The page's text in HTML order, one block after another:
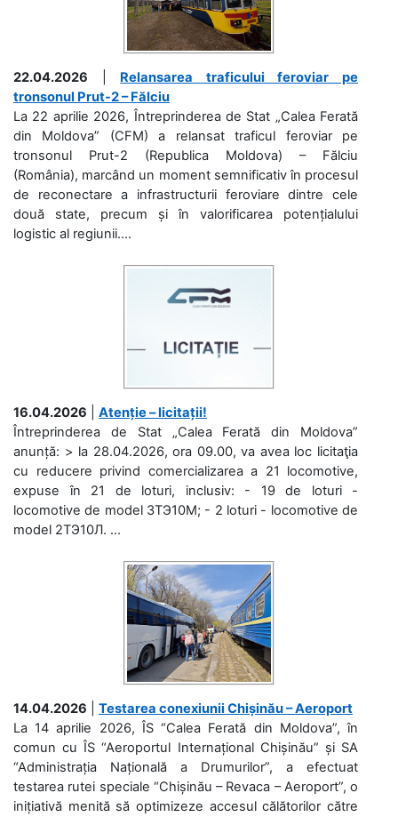
22.04.2026
Relansarea traficului feroviar pe
tronsonul Prut-2 – Fălciu
La 22 aprilie 2026, Întreprinderea de Stat „Calea Ferată
din Moldova” (CFM) a relansat traficul feroviar pe
tronsonul Prut-2 (Republica Moldova) – Fălciu
(România), marcând un moment semnificativ în procesul
de reconectare a infrastructurii feroviare dintre cele
două state, precum și în valorificarea potențialului
logistic al regiunii....
16.04.2026
Atenție – licitații!
Întreprinderea de Stat „Calea Ferată din Moldova”
anunță: > la 28.04.2026, ora 09.00, va avea loc licitaţia
cu reducere privind comercializarea a 21 locomotive,
expuse în 21 de loturi, inclusiv: - 19 de loturi -
locomotive de model 3ТЭ10М; - 2 loturi - locomotive de
model 2ТЭ10Л. ...
14.04.2026
Testarea conexiunii Chișinău – Aeroport
La 14 aprilie 2026, ÎS “Calea Ferată din Moldova”, în
comun cu ÎS “Aeroportul Internațional Chișinău” și SA
“Administrația Națională a Drumurilor”, a efectuat
testarea rutei speciale “Chișinău – Revaca – Aeroport”, o
inițiativă menită să optimizeze accesul călătorilor către